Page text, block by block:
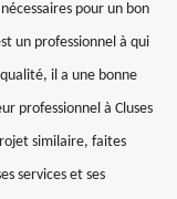
pour un bon
un professionnel à qui
il a une bonne
professionnel à Cluses
similaire, faites
services et ses